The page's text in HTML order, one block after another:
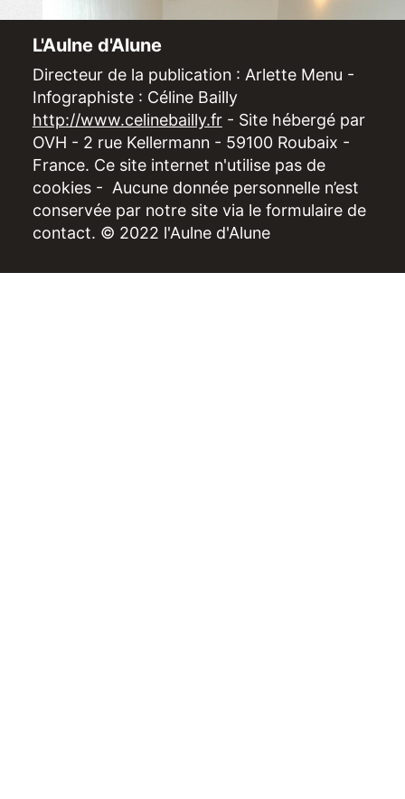
L'Aulne d'Alune
Directeur de la publication : Arlette Menu -
Infographiste : Céline Bailly
http://www.celinebailly.fr- Site hébergé par
OVH - 2 rue Kellermann - 59100 Roubaix -
France. Ce site internet n'utilise pas de
cookies - Aucune donnée personnelle n’est
conservée par notre site via le formulaire de
contact. © 2022 l'Aulne d'Alune